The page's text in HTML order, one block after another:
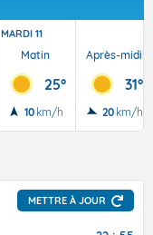
MARDI 11
Matin
25°
10 km/h
Après-midi
31°
20 km/h
METTRE À JOUR